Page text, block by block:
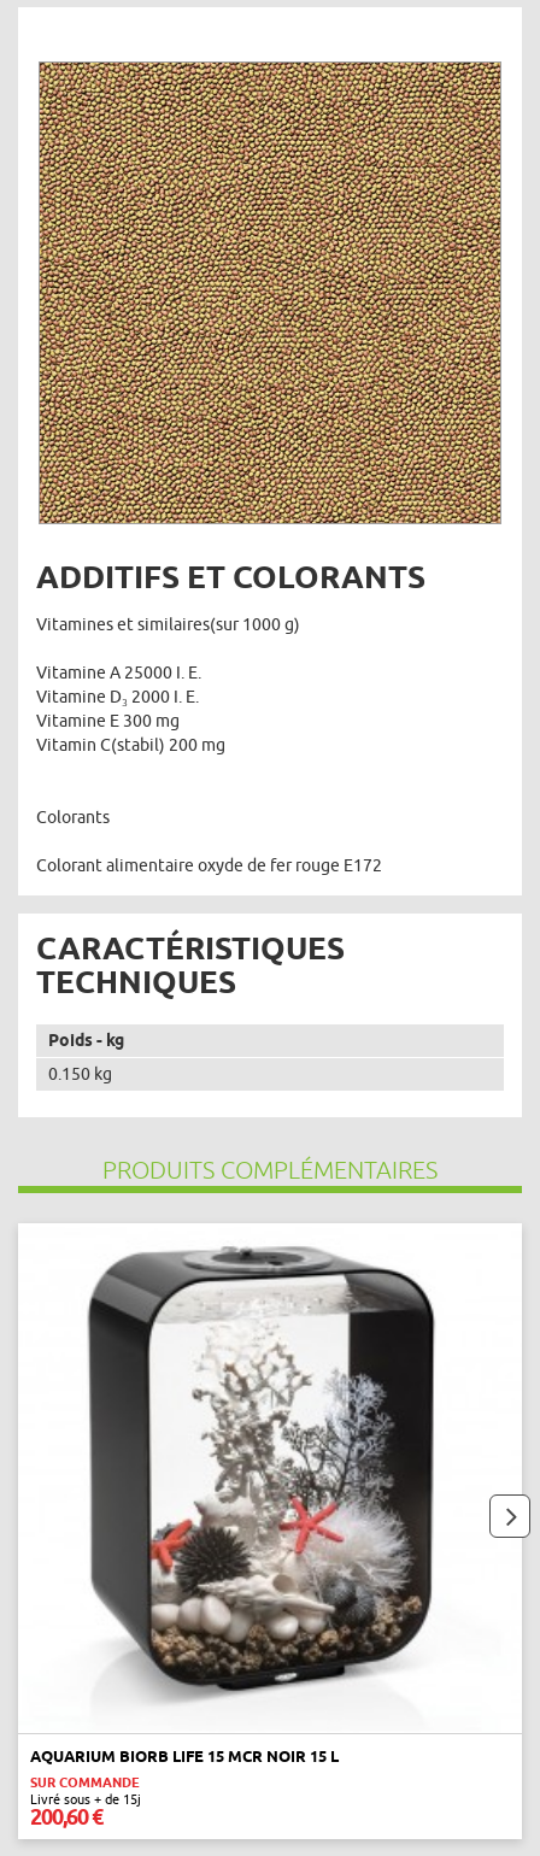
ADDITIFS ET COLORANTS
Vitamines et similaires(sur 1000 g)
Vitamine A 25000 I. E.
Vitamine D₃ 2000 I. E.
Vitamine E 300 mg
Vitamin C(stabil) 200 mg
Colorants
Colorant alimentaire oxyde de fer rouge E172
CARACTÉRISTIQUES
TECHNIQUES
Poids - kg
0.150 kg
PRODUITS COMPLÉMENTAIRES
AQUARIUM BIORB LIFE 15 MCR NOIR 15 L
SUR COMMANDE
Livré sous + de 15j
200,60 €